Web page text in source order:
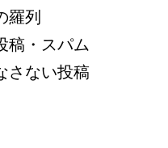
羅列
稿・スパム
さない投稿